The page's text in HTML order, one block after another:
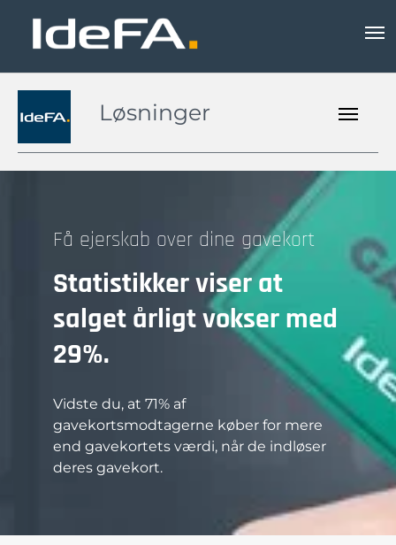
Løsninger
Få ejerskab over dine gavekort
Statistikker viser at
salget årligt vokser med
29%.
Vidste du, at 71% af
gavekortsmodtagerne køber for mere
end gavekortets værdi, når de indløser
deres gavekort.